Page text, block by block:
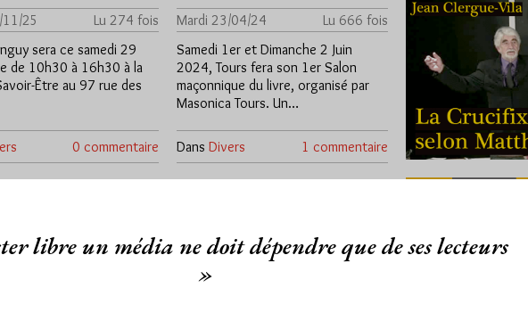
25
Lu 274 fois
sera ce samedi 29
de 10h30 à 16h30 à la
Être au 97 rue des
0 commentaire
Mardi 23/04/24
Lu 666 fois
Samedi 1er et Dimanche 2 Juin
2024, Tours fera son 1er Salon
maçonnique du livre, organisé par
Masonica Tours. Un…
DansDivers 1 commentaire
libre un média ne doit dépendre que de ses lecteurs
»